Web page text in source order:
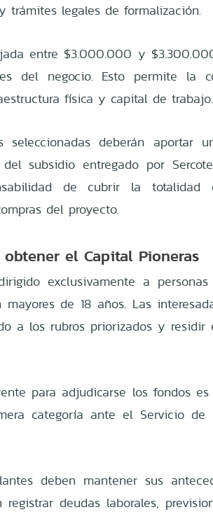
trámites legales de formalización.
entre $3.000.000 y
del negocio. Esto permite la
física y capital de trabajo.
seleccionadas deberán aportar
subsidio entregado por
de cubrir la totalidad
del proyecto.
el Capital Pioneras
exclusivamente a
de 18 años. Las
a los rubros priorizados y residir
para adjudicarse los fondos
categoría ante el Servicio de
deben mantener sus
registrar deudas laborales,